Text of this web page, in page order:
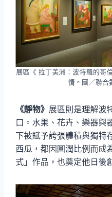
展區《 拉丁美洲：波特羅的哥
情。圖／聯合
《靜物》 展區則是理解波
口。水果、花卉、樂器與
下被賦予誇張體積與獨特
西瓜，都因圓潤比例而成
式」作品，也奠定他日後